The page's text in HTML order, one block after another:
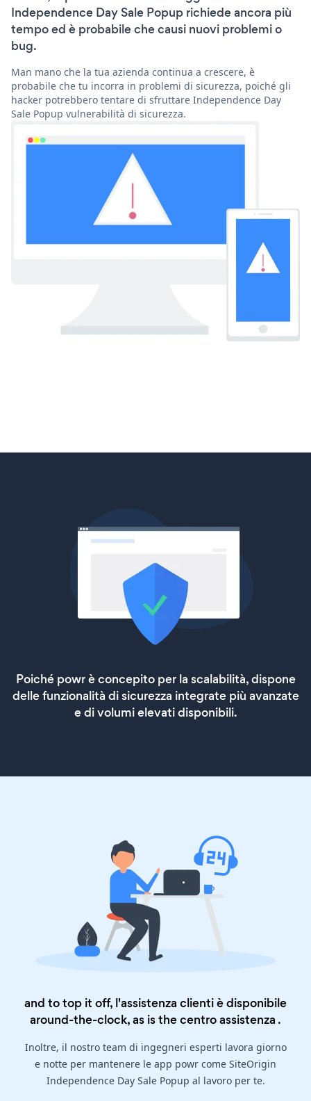
Independence Day Sale Popup richiede ancora più
tempo ed è probabile che causi nuovi problemi o
bug.
Man mano che la tua azienda continua a crescere, è
probabile che tu incorra in problemi di sicurezza, poiché gli
hacker potrebbero tentare di sfruttare Independence Day
Sale Popup vulnerabilità di sicurezza.
Poiché powr è concepito per la scalabilità, dispone
delle funzionalità di sicurezza integrate più avanzate
e di volumi elevati disponibili.
and to top it off, l'assistenza clienti è disponibile
around-the-clock, as is thecentro assistenza .
Inoltre, il nostro team di ingegneri esperti lavora giorno
e notte per mantenere le app powr come SiteOrigin
Independence Day Sale Popup al lavoro per te.